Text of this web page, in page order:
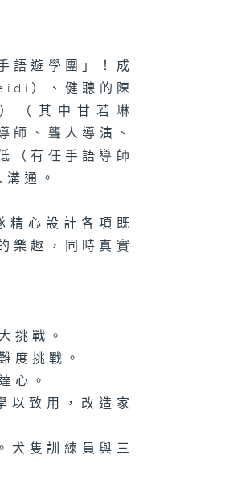
語遊學團」！成
）、健聽的陳
（其中甘若琳
師、聾人導演、
（有任手語導師
通。
精心設計各項既
樂趣，同時真實
挑戰。
度挑戰。
心。
以致用，改造家
犬隻訓練員與三